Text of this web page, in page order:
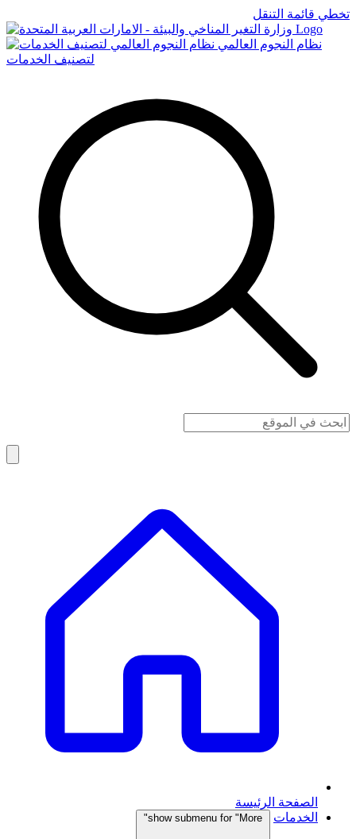
تخطي قائمة التنقل
Logo
نظام النجوم العالمي
لتصنيف الخدمات
الصفحة الرئيسة
الخدمات
show submenu for "More"